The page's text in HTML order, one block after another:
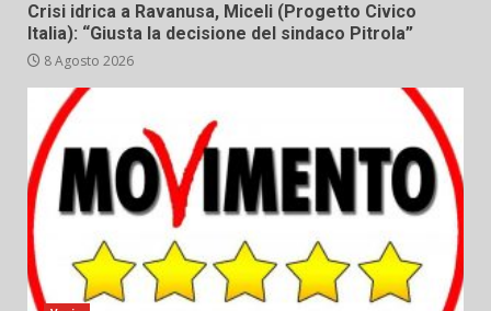
Crisi idrica a Ravanusa, Miceli (Progetto Civico
Italia): “Giusta la decisione del sindaco Pitrola”
8 Agosto 2026